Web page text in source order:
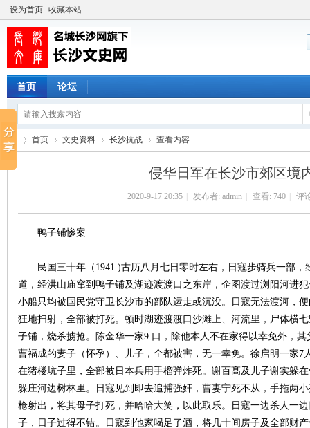
设为首页 收藏本站
首页 论坛
首页 文史资料 长沙抗战
›
查看内容
侵华日军在长沙市郊区境
2020-9-17 20:35 发布者: admin 查看: 740 评
鸭子铺惨案
民国三十年（1941 )古历八月七日零时左右，日寇步骑兵一部，
道，经洪山庙窜到鸭子铺及湖迹渡渡口之东岸，企图渡过浏阳河进
小船只均被国民党守卫长沙市的部队运走或沉没。日寇无法渡河，
狂地扫射，全部被打死。顿时湖迹渡渡口沙滩上、河流里，尸体横
子铺，烧杀掳抢。陈金华一家9 口，除他本人不在家得以幸免外，
曹福成的妻子（怀孕）、儿子，全都被害，无一幸免。徐启明一家
在猪楼坑子里，全部被日本兵用手榴弹炸死。谢百髙及儿子谢实躲
躲庄河边树林里。日寇见到即去追捕强奸，曹妻宁死不从，手拖两
枪射出，将其母子打死，并哈哈大笑，以此取乐。日寇一边杀人一
子，日子过得不错。日寇到他家喝足了酒，将几十间房子及全部财